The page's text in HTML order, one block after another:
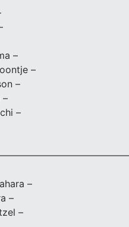
–
–
–
–
–
–
–